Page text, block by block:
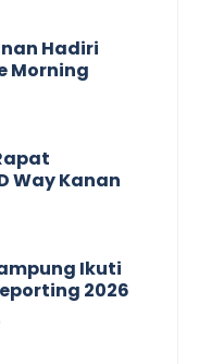
Hadiri
Morning
Way Kanan
Ikuti
2026